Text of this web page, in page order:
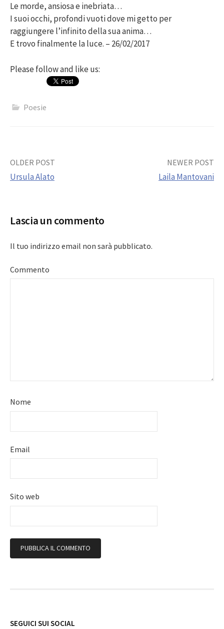
Le morde, ansiosa e inebriata…
I suoi occhi, profondi vuoti dove mi getto per
raggiungere l’infinito della sua anima…
E trovo finalmente la luce. – 26/02/2017
Please follow and like us:
Poesie
Post
OLDER POST
Ursula Alato
NEWER POST
Laila Mantovani
Lascia un commento
Il tuo indirizzo email non sarà pubblicato.
Commento
Nome
Email
Sito web
SEGUICI SUI SOCIAL